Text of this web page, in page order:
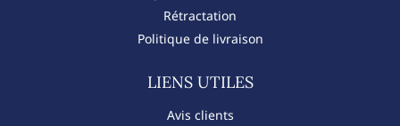
Rétractation
Politique de livraison
LIENS UTILES
Avis clients